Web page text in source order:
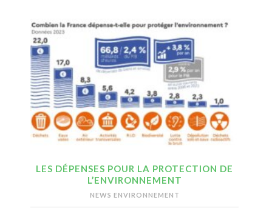
LES DÉPENSES POUR LA PROTECTION DE
L’ENVIRONNEMENT
NEWS ENVIRONNEMENT